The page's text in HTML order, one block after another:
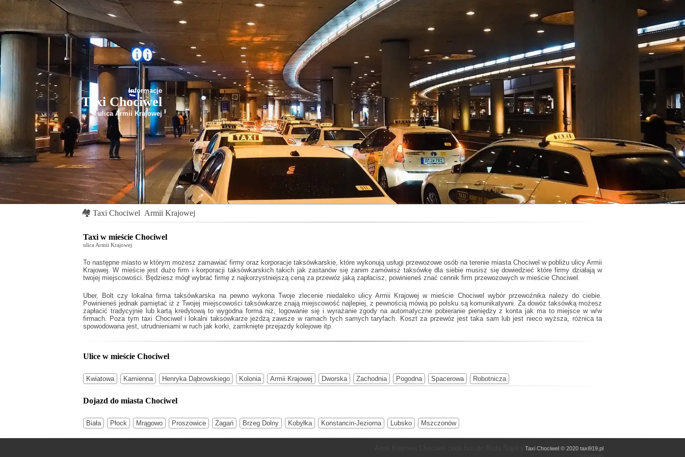
Informacje
Taxi Chociwel
ulica Armii Krajowej
🏘 Taxi Chociwel Armii Krajowej
Taxi w mieście Chociwel
ulica Armii Krajowej
To następne miasto w którym możesz zamawiać firmy oraz korporacje taksówkarskie, które wykonują usługi przewozowe osób na terenie miasta Chociwel w pobliżu ulicy Armii
Krajowej. W mieście jest dużo firm i korporacji taksówkarskich takich jakzastanów się zanim zamówisz taksówkę dla siebie musisz się dowiedzieć które firmy działają w
twojej miejscowości. Będziesz mógł wybrać firmę z najkorzystniejszą ceną za przewóz jaką zapłacisz, powinieneś znać cennik firm przewozowych w mieście Chociwel.
Uber, Bolt czy lokalna firma taksówkarska na pewno wykona Twoje zlecenie niedaleko ulicy Armii Krajowej w mieście Chociwel wybór przewoźnika należy do ciebie.
Powinieneś jednak pamiętać iż z Twojej miejscowości taksówkarze znają miejscowość najlepiej, z pewnością mówią po polsku są komunikatywni. Za dowóz taksówką możesz
zapłacić tradycyjnie lub kartą kredytową to wygodna forma niż, logowanie się i wyrażanie zgody na automatyczne pobieranie pieniędzy z konta jak ma to miejsce w w/w
firmach. Poza tymtaxi Chociwel i lokalni taksówkarze jeżdżą zawsze w ramach tych samych taryfach. Koszt za przewóz jest taka sam lub jest nieco wyższa, różnica ta
spowodowana jest, utrudnieniami w ruch jak korki, zamknięte przejazdy kolejowe itp.
Ulice w mieście Chociwel
Kwiatowa Kamienna Henryka Dąbrowskiego Kolonia Armii Krajowej Dworska Zachodnia Pogodna Spacerowa Robotnicza
Dojazd do miasta Chociwel
Biała Płock Mrągowo Proszowice Żagań Brzeg Dolny Kobyłka Konstancin-Jeziorna Lubsko Mszczonów
Taxi Chociwel © 2020 taxi919.pl